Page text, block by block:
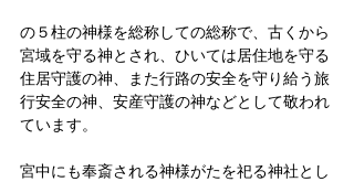
の５柱の神様を総称しての総称で、古くから
宮域を守る神とされ、ひいては居住地を守る
住居守護の神、また行路の安全を守り給う旅
行安全の神、安産守護の神などとして敬われ
ています。
宮中にも奉斎される神様がたを祀る神社とし